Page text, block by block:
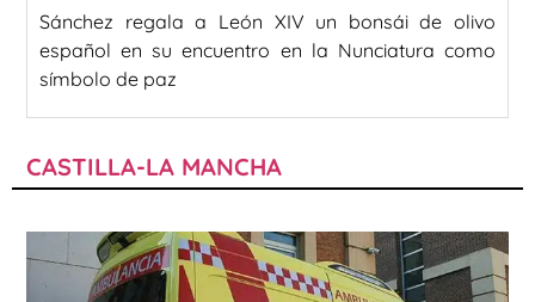
Sánchez regala a León XIV un bonsái de olivo
español en su encuentro en la Nunciatura como
símbolo de paz
CASTILLA-LA MANCHA